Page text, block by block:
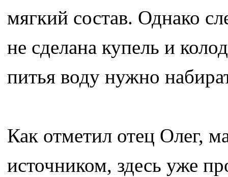
мягкий состав. Однако
не сделана купель и
питья воду нужно
Как отметил отец Олег,
источником, здесь уже